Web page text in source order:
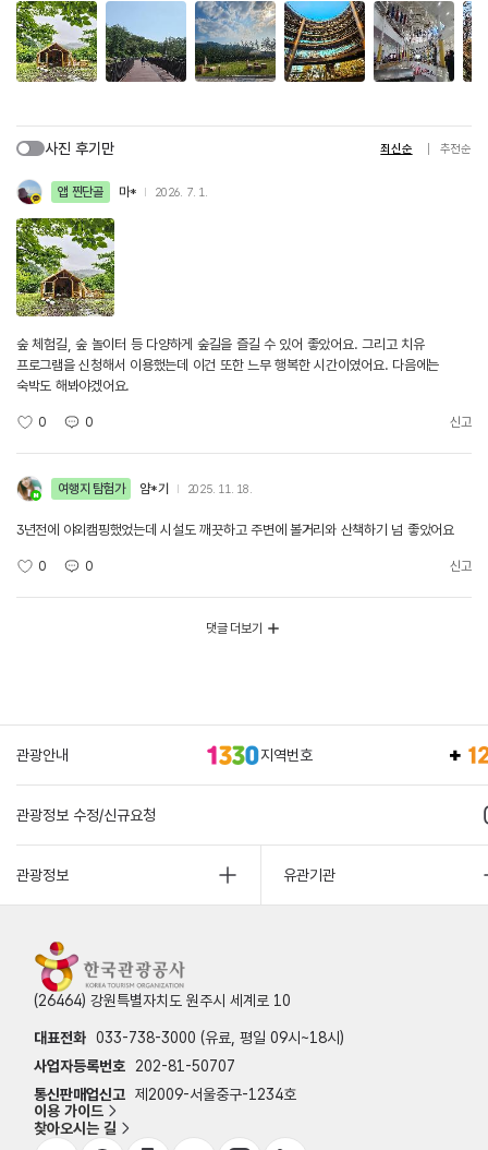
사진 후기만 최신순 추천순
앱 찐단골 마* 2026. 7. 1.
숲 체험길, 숲 놀이터 등 다양하게 숲길을 즐길 수 있어 좋았어요. 그리고 치유
프로그램을 신청해서 이용했는데 이건 또한 느무 행복한 시간이였어요. 다음에는
숙박도 해봐야겠어요.
0 0 신고
여행지 탐험가 얌*기 2025. 11. 18.
3년전에 야외캠핑했었는데 시설도 깨끗하고 주변에 볼거리와 산책하기 넘 좋았어요
0 0 신고
댓글 더보기
관광안내 지역번호
관광정보 수정/신규요청
관광정보 유관기관
(26464) 강원특별자치도 원주시 세계로 10
대표전화 033-738-3000 (유료, 평일 09시~18시)
사업자등록번호
202-81-50707
통신판매업신고 제2009-서울중구-1234호
이용 가이드
찾아오시는 길